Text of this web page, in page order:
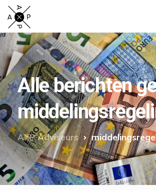
Alle berichten
AXP Adviseurs